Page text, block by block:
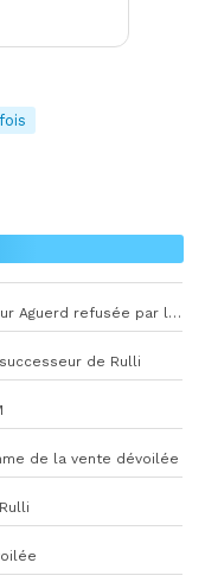
La première offre de la Real Sociedad pour Aguerd refusée par l’OM
de Rulli
de la vente dévoilée